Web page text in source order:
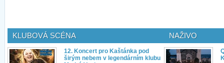
KLUBOVÁ SCÉNA
12. Koncert pro Kaštánka pod
širým nebem v legendárním klubu
NAŽIVO